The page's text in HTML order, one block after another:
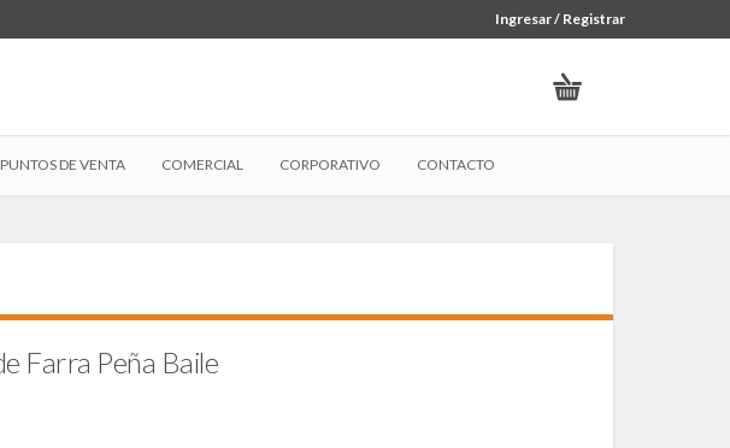
Ingresar / Registrar
PUNTOS DE VENTA COMERCIAL CORPORATIVO CONTACTO
Farra Peña Baile